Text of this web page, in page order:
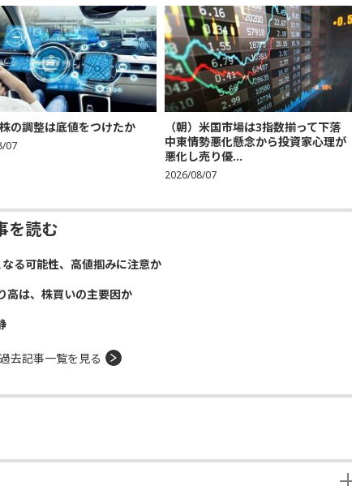
の調整は底値をつけたか
07
（朝）米国市場は3指数揃って下落
中東情勢悪化懸念から投資家心理が
悪化し売り優...
2026/08/07
を読む
る可能性、高値掴みに注意か
高は、株買いの主要因か
過去記事一覧を見る